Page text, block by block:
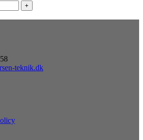
teknik.dk